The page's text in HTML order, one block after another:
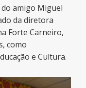
amigo Miguel
da diretora
Forte Carneiro,
como
e Cultura.